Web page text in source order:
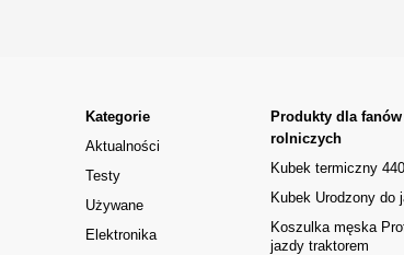
Kategorie
Aktualności
Testy
Używane
Elektronika
Produkty dla
rolniczych
Kubek termiczny
Kubek Urodzony do
Koszulka męska
jazdy traktorem